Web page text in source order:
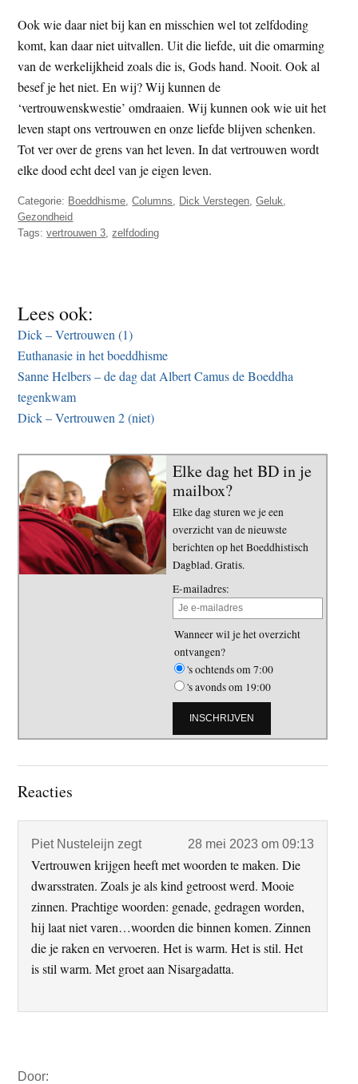
Ook wie daar niet bij kan en misschien wel tot zelfdoding
komt, kan daar niet uitvallen. Uit die liefde, uit die omarming
van de werkelijkheid zoals die is, Gods hand. Nooit. Ook al
besef je het niet. En wij? Wij kunnen de
‘vertrouwenskwestie’ omdraaien. Wij kunnen ook wie uit het
leven stapt ons vertrouwen en onze liefde blijven schenken.
Tot ver over de grens van het leven. In dat vertrouwen wordt
elke dood echt deel van je eigen leven.
Categorie: Boeddhisme ,Columns Dick Verstegen ,Geluk
Gezondheid
Tags:vertrouwen 3 ,zelfdoding
Lees ook:
Dick – Vertrouwen (1)
Euthanasie in het boeddhisme
Sanne Helbers – de dag dat Albert Camus de Boeddha
tegenkwam
Dick – Vertrouwen 2 (niet)
Elke dag het BD in je
mailbox?
Elke dag sturen we je een
overzicht van de nieuwste
berichten op het Boeddhistisch
Dagblad. Gratis.
E-mailadres:
Wanneer wil je het overzicht
ontvangen?
's ochtends om 7:00
's avonds om 19:00
Lees
Reacties
Piet Nusteleijn zegt 28 mei 2023 om 09:13
Vertrouwen krijgen heeft met woorden te maken. Die
dwarsstraten. Zoals je als kind getroost werd. Mooie
zinnen. Prachtige woorden: genade, gedragen worden,
hij laat niet varen…woorden die binnen komen. Zinnen
die je raken en vervoeren. Het is warm. Het is stil. Het
is stil warm. Met groet aan Nisargadatta.
Door: